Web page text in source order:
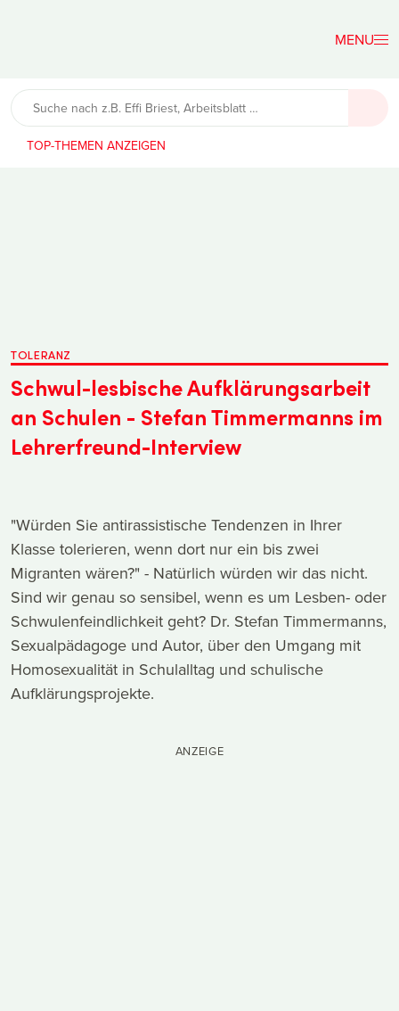
Lehrerfreund
TOP-THEMEN
TOLERANZ
Schwul-lesbische Aufklärungsarbeit
an Schulen - Stefan Timmermanns im
Lehrerfreund-Interview
"Würden Sie antirassistische Tendenzen in Ihrer
Klasse tolerieren, wenn dort nur ein bis zwei
Migranten wären?" - Natürlich würden wir das nicht.
Sind wir genau so sensibel, wenn es um Lesben- oder
Schwulenfeindlichkeit geht? Dr. Stefan Timmermanns,
Sexualpädagoge und Autor, über den Umgang mit
Homosexualität in Schulalltag und schulische
Aufklärungsprojekte.
ANZEIGE